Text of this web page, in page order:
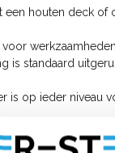
een houten deck of
werkzaamheden
is standaard
is op ieder niveau